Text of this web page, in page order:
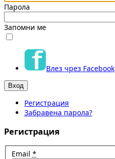
Парола
Запомни ме
Влез чрез Facebook
Регистрация
Забравена парола?
Регистрация
Email *